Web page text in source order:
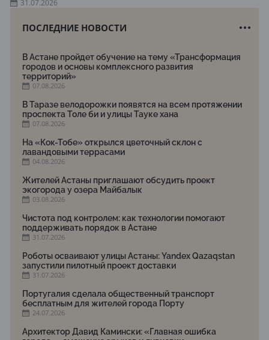
31.07.2026
ПОСЛЕДНИЕ НОВОСТИ
В Астане пройдет обучение на тему «Трансформация
городов и основы комплексного развития
территорий»
07.08.2026
В Таразе велодорожки появятся на всем протяжении
проспекта Толе би и улицы Тауке хана
07.08.2026
На «Кок-Тобе» открылся цветочный склон с
лавандовыми террасами
04.08.2026
Жителей Астаны приглашают обсудить проект
экогорода у озера Майбалык
03.08.2026
Чистота под контролем: как технологии помогают
поддерживать порядок в Астане
31.07.2026
Роботы осваивают улицы Астаны: Yandex Qazaqstan
запустили пилотный проект доставки
31.07.2026
Португалия сделала общественный транспорт
бесплатным для жителей города Порту
24.07.2026
Архитектор Давид Камински: «Главная ошибка